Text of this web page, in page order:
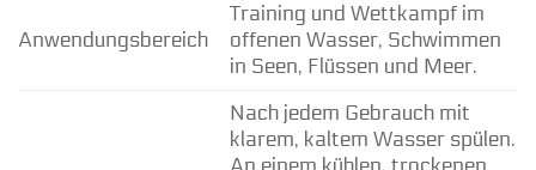
Anwendungsbereich
Training und Wettkampf im
offenen Wasser, Schwimmen
in Seen, Flüssen und Meer.
Nach jedem Gebrauch mit
klarem, kaltem Wasser spülen.